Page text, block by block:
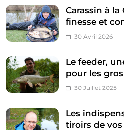
Carassin à la
finesse et
30 Avril 2026
Le feeder,
pour les
30 Juillet 2025
Les
tiroirs de